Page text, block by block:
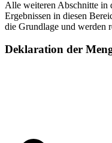
Alle weiteren Abschnitte in
Ergebnissen in diesen
die Grundlage und werden
Deklaration der